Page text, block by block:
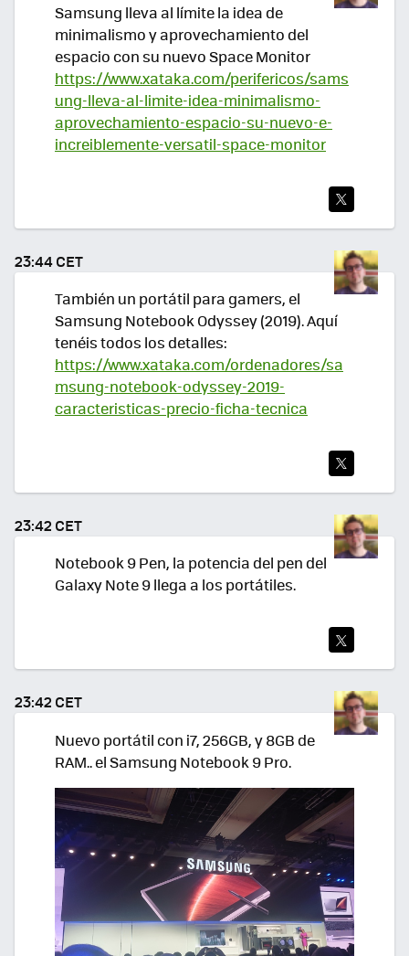
Samsung lleva al límite la idea de
minimalismo y aprovechamiento del
espacio con su nuevo Space Monitor
https://www.xataka.com/perifericos/sams
ung-lleva-al-limite-idea-minimalismo-
aprovechamiento-espacio-su-nuevo-e-
increiblemente-versatil-space-monitor
TEA
R
23:44 CET
También un portátil para gamers, el
Samsung Notebook Odyssey (2019). Aquí
tenéis todos los detalles:
https://www.xataka.com/ordenadores/sa
msung-notebook-odyssey-2019-
caracteristicas-precio-ficha-tecnica
TEA
R
23:42 CET
Notebook 9 Pen, la potencia del pen del
Galaxy Note 9 llega a los portátiles.
TWI
TEA
R
23:42 CET
Nuevo portátil con i7, 256GB, y 8GB de
RAM.. el Samsung Notebook 9 Pro.